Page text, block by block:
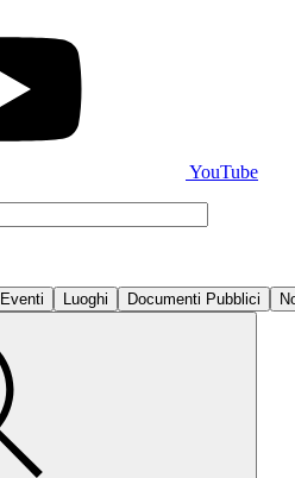
YouTube
Eventi Luoghi Documenti Pubblici